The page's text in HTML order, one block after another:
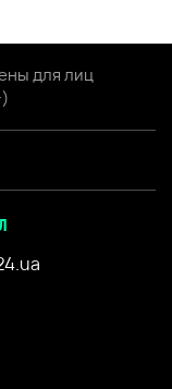
для лиц